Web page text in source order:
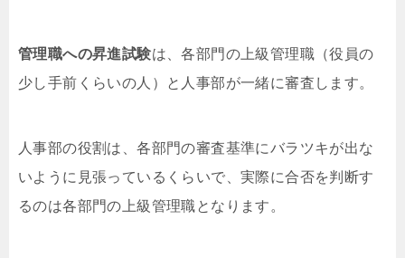
管理職への昇進試験は、各部門の上級管理職（役員の
少し手前くらいの人）と人事部が一緒に審査します。
人事部の役割は、各部門の審査基準にバラツキが出な
いように見張っているくらいで、実際に合否を判断す
るのは各部門の上級管理職となります。